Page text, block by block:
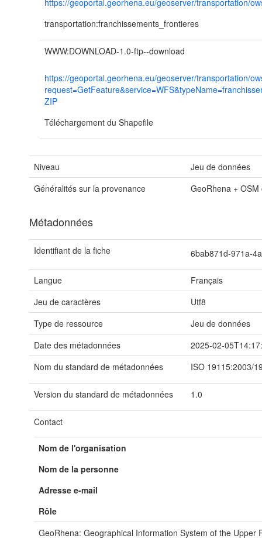
https://geoportal.georhena.eu/geoserver/transportation/
transportation:franchissements_frontieres
WWW:DOWNLOAD-1.0-ftp--download
https://geoportal.georhena.eu/geoserver/transportation/
ZIP
Téléchargement du Shapefile
Niveau
Jeu de données
Généralités sur la provenance
GeoRhena +
Métadonnées
Identifiant de la fiche 6bab871d-971a-
Langue
Français
Jeu de caractères
Utf8
Type de ressource
Jeu de données
Date des métadonnées
2025-02-
Nom du standard de métadonnées
ISO 19115:2003/
Version du standard de métadonnées 1.0
Contact
Nom de l'organisation
Nom de la personne
Adresse e-mail
Rôle
GeoRhena: Geographical Information System of the Upper